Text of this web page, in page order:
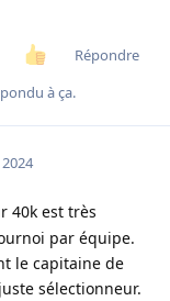
Répondre
à ça.
40k est très
par équipe.
le capitaine de
sélectionneur.